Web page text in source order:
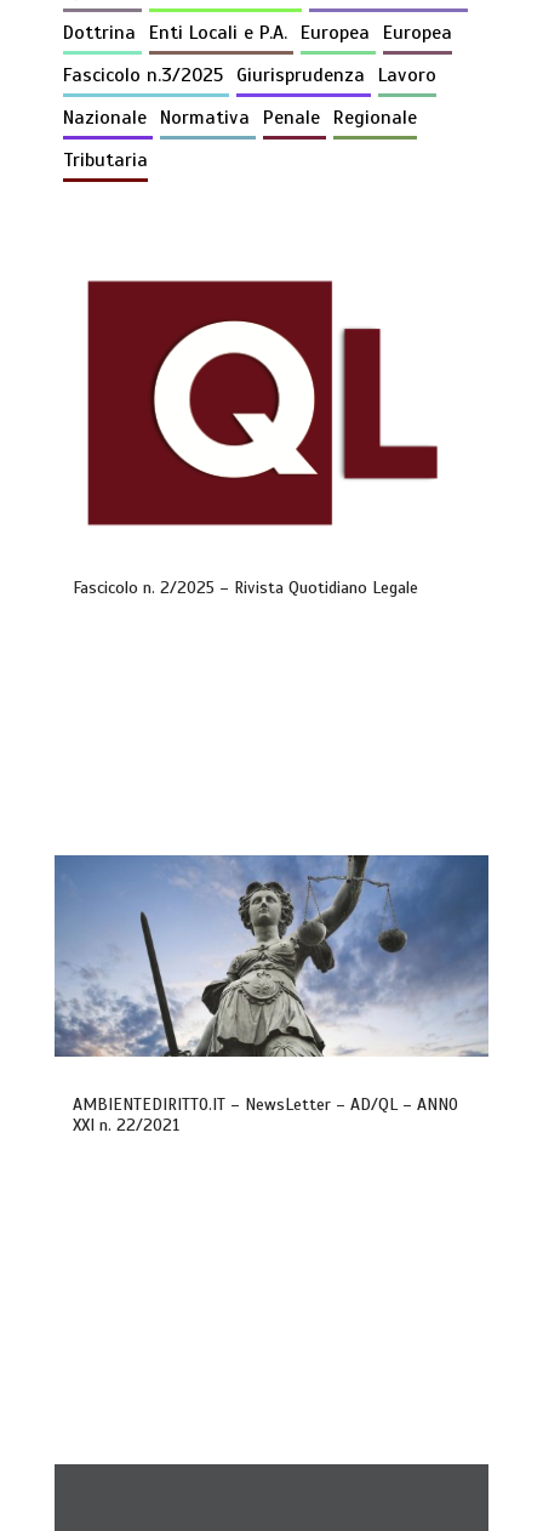
Dottrina
Enti Locali e P.A. Europea
Europea
Fascicolo n.3/2025 Giurisprudenza
Lavoro
Nazionale Normativa Penale Regionale
Tributaria
Fascicolo n. 2/2025 – Rivista Quotidiano Legale
AMBIENTEDIRITTO.IT – NewsLetter – AD/QL – ANNO
XXI n. 22/2021